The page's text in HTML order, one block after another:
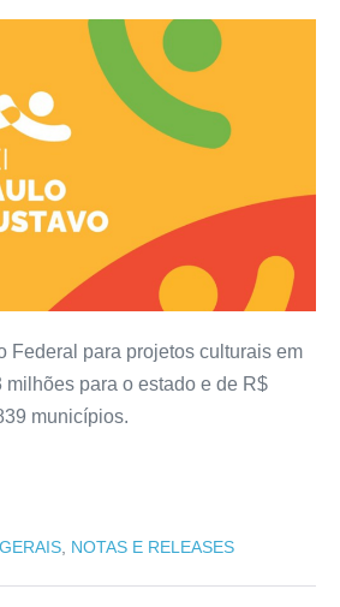
Federal para projetos culturais em
milhões para o estado e de R$
municípios.
NOTAS E RELEASES